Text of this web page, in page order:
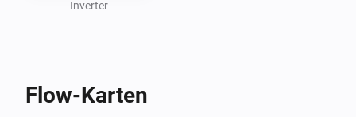
Inverter
Flow-Karten